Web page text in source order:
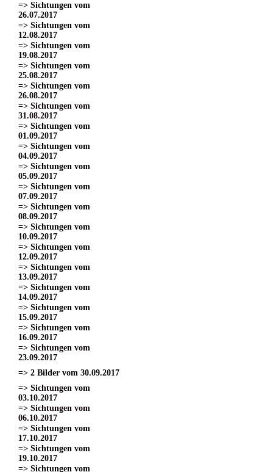
=> Sichtungen vom
26.07.2017
=> Sichtungen vom
12.08.2017
=> Sichtungen vom
19.08.2017
=> Sichtungen vom
25.08.2017
=> Sichtungen vom
26.08.2017
=> Sichtungen vom
31.08.2017
=> Sichtungen vom
01.09.2017
=> Sichtungen vom
04.09.2017
=> Sichtungen vom
05.09.2017
=> Sichtungen vom
07.09.2017
=> Sichtungen vom
08.09.2017
=> Sichtungen vom
10.09.2017
=> Sichtungen vom
12.09.2017
=> Sichtungen vom
13.09.2017
=> Sichtungen vom
14.09.2017
=> Sichtungen vom
15.09.2017
=> Sichtungen vom
16.09.2017
=> Sichtungen vom
23.09.2017
=> 2 Bilder vom 30.09.2017
=> Sichtungen vom
03.10.2017
=> Sichtungen vom
06.10.2017
=> Sichtungen vom
17.10.2017
=> Sichtungen vom
19.10.2017
=> Sichtungen vom